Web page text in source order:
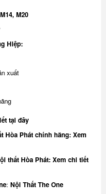
M20
Hiệp:
xuất
tại đây
Hòa Phát chính hãng: Xem
thất Hòa Phát: Xem chi tiết
: Nội Thất The One